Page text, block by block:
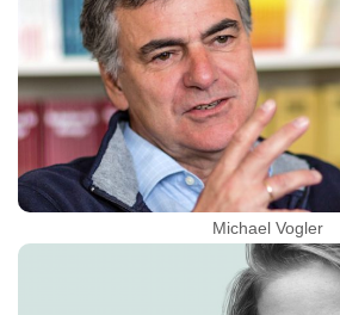
Michael Vogler